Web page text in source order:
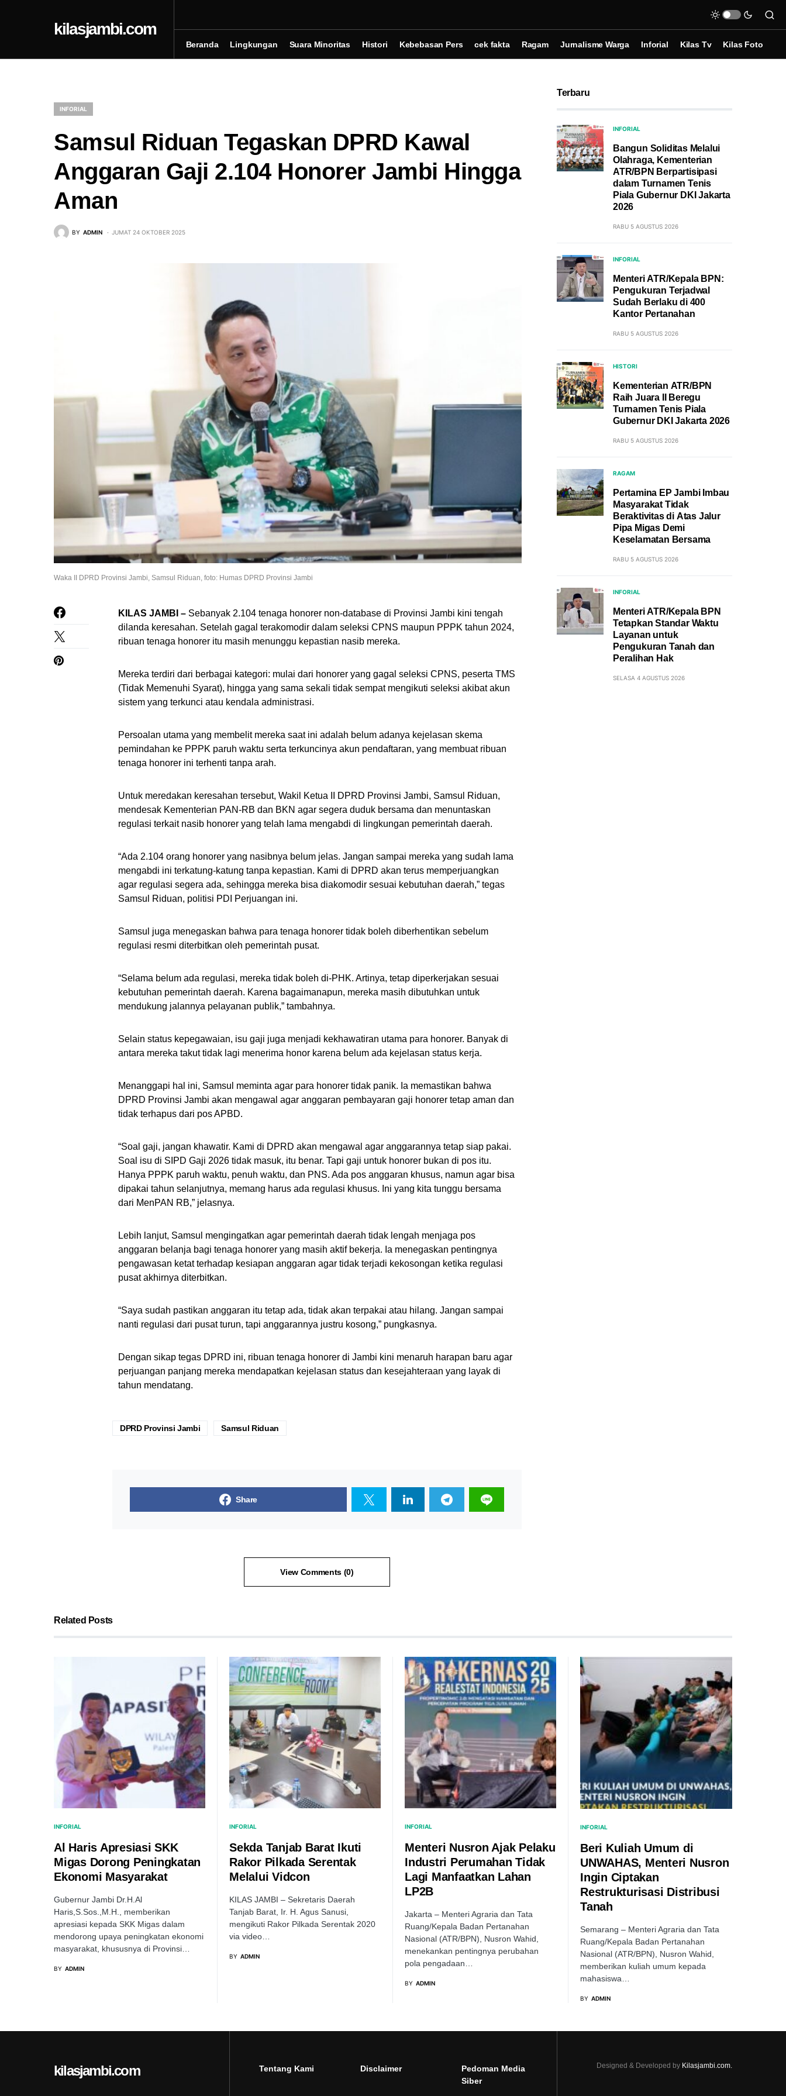
kilasjambi.com
Beranda Lingkungan Suara Minoritas Histori Kebebasan Pers cek fakta Ragam Jurnalisme Warga Inforial Kilas Tv Kilas Foto
INFORIAL
Samsul Riduan Tegaskan DPRD Kawal
Anggaran Gaji 2.104 Honorer Jambi Hingga
Aman
BY ADMIN JUMAT 24 OKTOBER 2025
Waka II DPRD Provinsi Jambi, Samsul Riduan, foto: Humas DPRD Provinsi Jambi
KILAS JAMBI – Sebanyak 2.104 tenaga honorer non-database di Provinsi Jambi kini tengah
dilanda keresahan. Setelah gagal terakomodir dalam seleksi CPNS maupun PPPK tahun 2024,
ribuan tenaga honorer itu masih menunggu kepastian nasib mereka.
Mereka terdiri dari berbagai kategori: mulai dari honorer yang gagal seleksi CPNS, peserta TMS
(Tidak Memenuhi Syarat), hingga yang sama sekali tidak sempat mengikuti seleksi akibat akun
sistem yang terkunci atau kendala administrasi.
Persoalan utama yang membelit mereka saat ini adalah belum adanya kejelasan skema
pemindahan ke PPPK paruh waktu serta terkuncinya akun pendaftaran, yang membuat ribuan
tenaga honorer ini terhenti tanpa arah.
Untuk meredakan keresahan tersebut, Wakil Ketua II DPRD Provinsi Jambi, Samsul Riduan,
mendesak Kementerian PAN-RB dan BKN agar segera duduk bersama dan menuntaskan
regulasi terkait nasib honorer yang telah lama mengabdi di lingkungan pemerintah daerah.
“Ada 2.104 orang honorer yang nasibnya belum jelas. Jangan sampai mereka yang sudah lama
mengabdi ini terkatung-katung tanpa kepastian. Kami di DPRD akan terus memperjuangkan
agar regulasi segera ada, sehingga mereka bisa diakomodir sesuai kebutuhan daerah,” tegas
Samsul Riduan, politisi PDI Perjuangan ini.
Samsul juga menegaskan bahwa para tenaga honorer tidak boleh diberhentikan sebelum
regulasi resmi diterbitkan oleh pemerintah pusat.
“Selama belum ada regulasi, mereka tidak boleh di-PHK. Artinya, tetap diperkerjakan sesuai
kebutuhan pemerintah daerah. Karena bagaimanapun, mereka masih dibutuhkan untuk
mendukung jalannya pelayanan publik,” tambahnya.
Selain status kepegawaian, isu gaji juga menjadi kekhawatiran utama para honorer. Banyak di
antara mereka takut tidak lagi menerima honor karena belum ada kejelasan status kerja.
Menanggapi hal ini, Samsul meminta agar para honorer tidak panik. Ia memastikan bahwa
DPRD Provinsi Jambi akan mengawal agar anggaran pembayaran gaji honorer tetap aman dan
tidak terhapus dari pos APBD.
“Soal gaji, jangan khawatir. Kami di DPRD akan mengawal agar anggarannya tetap siap pakai.
Soal isu di SIPD Gaji 2026 tidak masuk, itu benar. Tapi gaji untuk honorer bukan di pos itu.
Hanya PPPK paruh waktu, penuh waktu, dan PNS. Ada pos anggaran khusus, namun agar bisa
dipakai tahun selanjutnya, memang harus ada regulasi khusus. Ini yang kita tunggu bersama
dari MenPAN RB,” jelasnya.
Lebih lanjut, Samsul mengingatkan agar pemerintah daerah tidak lengah menjaga pos
anggaran belanja bagi tenaga honorer yang masih aktif bekerja. Ia menegaskan pentingnya
pengawasan ketat terhadap kesiapan anggaran agar tidak terjadi kekosongan ketika regulasi
pusat akhirnya diterbitkan.
“Saya sudah pastikan anggaran itu tetap ada, tidak akan terpakai atau hilang. Jangan sampai
nanti regulasi dari pusat turun, tapi anggarannya justru kosong,” pungkasnya.
Dengan sikap tegas DPRD ini, ribuan tenaga honorer di Jambi kini menaruh harapan baru agar
perjuangan panjang mereka mendapatkan kejelasan status dan kesejahteraan yang layak di
tahun mendatang.
DPRD Provinsi Jambi Samsul Riduan
Share
View Comments (0)
Terbaru
INFORIAL
Bangun Soliditas Melalui
Olahraga, Kementerian
ATR/BPN Berpartisipasi
dalam Turnamen Tenis
Piala Gubernur DKI Jakarta
2026
RABU 5 AGUSTUS 2026
INFORIAL
Menteri ATR/Kepala BPN:
Pengukuran Terjadwal
Sudah Berlaku di 400
Kantor Pertanahan
RABU 5 AGUSTUS 2026
HISTORI
Kementerian ATR/BPN
Raih Juara II Beregu
Turnamen Tenis Piala
Gubernur DKI Jakarta 2026
RABU 5 AGUSTUS 2026
RAGAM
Pertamina EP Jambi Imbau
Masyarakat Tidak
Beraktivitas di Atas Jalur
Pipa Migas Demi
Keselamatan Bersama
RABU 5 AGUSTUS 2026
INFORIAL
Menteri ATR/Kepala BPN
Tetapkan Standar Waktu
Layanan untuk
Pengukuran Tanah dan
Peralihan Hak
SELASA 4 AGUSTUS 2026
Related Posts
INFORIAL
Al Haris Apresiasi SKK
Migas Dorong Peningkatan
Ekonomi Masyarakat
Gubernur Jambi Dr.H.Al
Haris,S.Sos.,M.H., memberikan
apresiasi kepada SKK Migas dalam
mendorong upaya peningkatan ekonomi
masyarakat, khususnya di Provinsi…
BY ADMIN
INFORIAL
Sekda Tanjab Barat Ikuti
Rakor Pilkada Serentak
Melalui Vidcon
KILAS JAMBI – Sekretaris Daerah
Tanjab Barat, Ir. H. Agus Sanusi,
mengikuti Rakor Pilkada Serentak 2020
via video…
BY ADMIN
INFORIAL
Menteri Nusron Ajak Pelaku
Industri Perumahan Tidak
Lagi Manfaatkan Lahan
LP2B
Jakarta – Menteri Agraria dan Tata
Ruang/Kepala Badan Pertanahan
Nasional (ATR/BPN), Nusron Wahid,
menekankan pentingnya perubahan
pola pengadaan…
BY ADMIN
INFORIAL
Beri Kuliah Umum di
UNWAHAS, Menteri Nusron
Ingin Ciptakan
Restrukturisasi Distribusi
Tanah
Semarang – Menteri Agraria dan Tata
Ruang/Kepala Badan Pertanahan
Nasional (ATR/BPN), Nusron Wahid,
memberikan kuliah umum kepada
mahasiswa…
BY ADMIN
kilasjambi.com Tentang Kami Disclaimer
Pedoman Media
Siber
Designed & Developed by Kilasjambi.com.